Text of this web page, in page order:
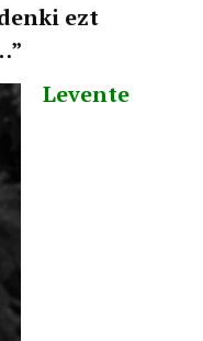
ezt
Levente